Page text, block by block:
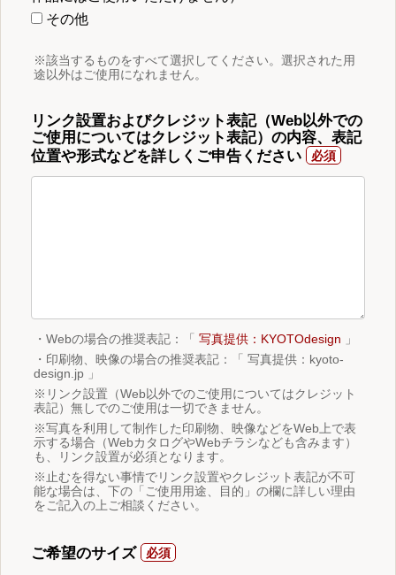
その他
※該当するものをすべて選択してください。選択された用
途以外はご使用になれません。
リンク設置およびクレジット表記（Web以外での
ご使用についてはクレジット表記）の内容、表記
位置や形式などを詳しくご申告ください
・Webの場合の推奨表記：「 写真提供：KYOTOdesign 」
・印刷物、映像の場合の推奨表記：「 写真提供：kyoto-
design.jp 」
※リンク設置（Web以外でのご使用についてはクレジット
表記）無しでのご使用は一切できません。
※写真を利用して制作した印刷物、映像などをWeb上で表
示する場合（WebカタログやWebチラシなども含みます）
も、リンク設置が必須となります。
※止むを得ない事情でリンク設置やクレジット表記が不可
能な場合は、下の「ご使用用途、目的」の欄に詳しい理由
をご記入の上ご相談ください。
ご希望のサイズ